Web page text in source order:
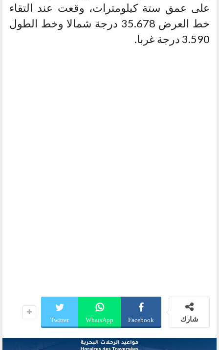
على عمق ستة كيلومترات، وقعت عند التقاء
خط العرض 35.678 درجة شمالا وخط الطول
3.590 درجة غربا.
شارك Facebook
WhatsApp
Twitter